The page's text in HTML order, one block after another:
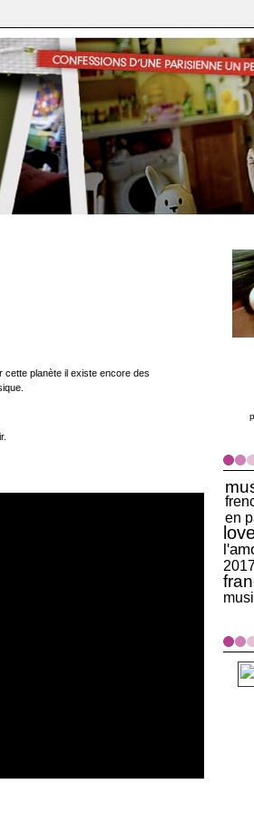
planète il existe encore des
en